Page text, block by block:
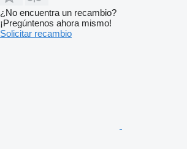
¿No encuentra un recambio?
¡Pregúntenos ahora mismo!
Solicitar recambio